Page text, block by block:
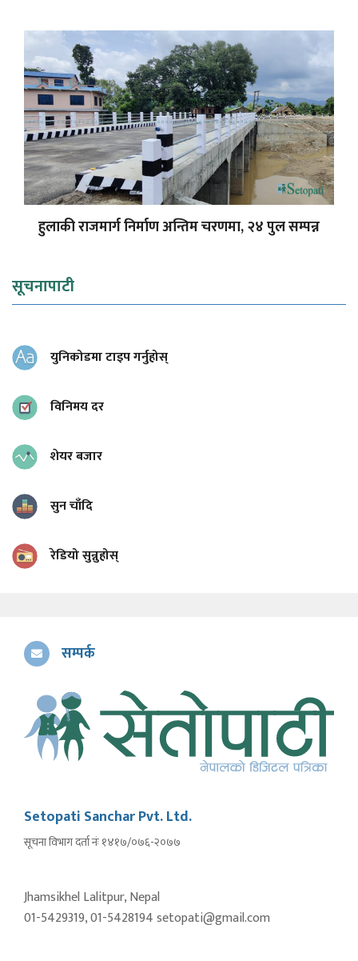
हुलाकी राजमार्ग निर्माण अन्तिम चरणमा, २४ पुल सम्पन्न
सूचनापाटी
युनिकोडमा टाइप गर्नुहोस्
विनिमय दर
शेयर बजार
सुन चाँदि
रेडियो सुन्नुहोस्
सम्पर्क
Setopati Sanchar Pvt. Ltd.
सूचना विभाग दर्ता नंः १४१७/०७६-२०७७
Jhamsikhel Lalitpur, Nepal
01-5429319, 01-5428194 setopati@gmail.com